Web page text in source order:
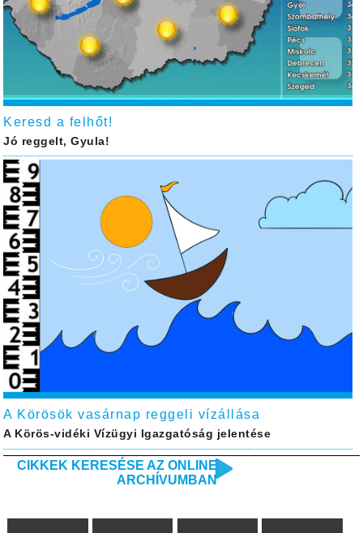
Keresd a felhőt!
Jó reggelt, Gyula!
A Körösök vasárnap reggeli vízállása
A Körös-vidéki Vízügyi Igazgatóság jelentése
CIKKEK KERESÉSE AZ ONLINE
ARCHÍVUMBAN